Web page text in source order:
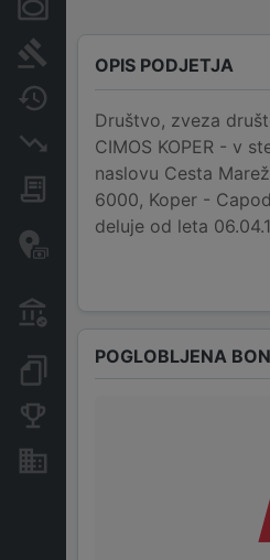
Insolvenčni postopki
Davčne oaze in sumljive
OPIS PODJETJA
Društvo, zveza
CIMOS KOPER - v
naslovu Cesta
6000, Koper -
deluje od leta
POGLOBLJENA